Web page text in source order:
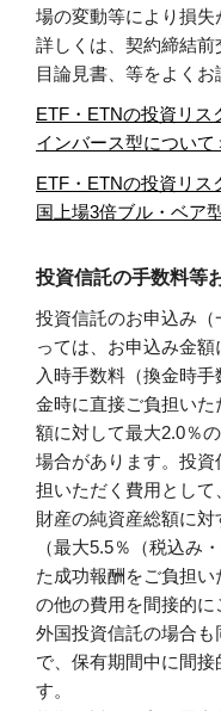
場の変動等により損失
詳しくは、契約締結前
目論見書、等をよくお
ETF・ETNの投資リス
インバース型について
ETF・ETNの投資リス
国上場3倍ブル・ベア
投資信託の手数料等
投資信託のお申込み
っては、お申込み金
入時手数料（換金時
金時に直接ご負担い
額に対して最大2.0％
場合があります。投
担いただく費用とし
財産の純資産総額に対
（最大5.5％（税込み
た成功報酬をご負担
の他の費用を間接的に
外国投資信託の場合も
で、保有期間中に間
す。